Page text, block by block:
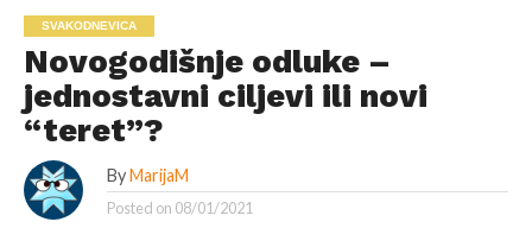
SVAKODNEVICA
Novogodišnje odluke –
jednostavni ciljevi ili novi
“teret”?
By MarijaM
Posted on 08/01/2021